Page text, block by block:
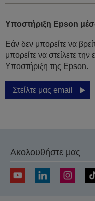
Υποστήριξη Epson
Εάν δεν μπορείτε να
μπορείτε να στείλετε
Υποστήριξη της Epson.
Στείλτε μας email
Ακολουθήστε μας